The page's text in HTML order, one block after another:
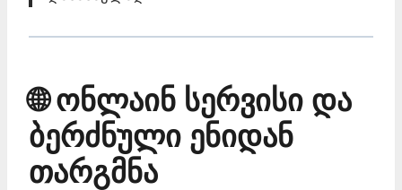
🌐 ონლაინ სერვისი და
ბერძნული ენიდან
თარგმნა